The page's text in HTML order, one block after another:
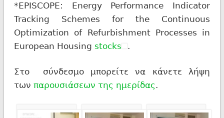
*EPISCOPE: Energy Performance Indicator
Tracking Schemes for the Continuous
Optimization of Refurbishment Processes in
European Housing stocks .
Στο σύνδεσμο μπορείτε να κάνετε λήψη
των παρουσιάσεων της ημερίδας.